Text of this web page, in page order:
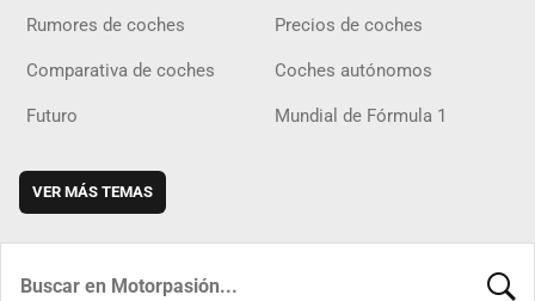
Rumores de coches Precios de coches
Comparativa de coches Coches autónomos
Futuro Mundial de Fórmula 1
VER MÁS TEMAS